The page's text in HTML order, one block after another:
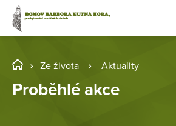
Ze života Aktuality
Proběhlé akce